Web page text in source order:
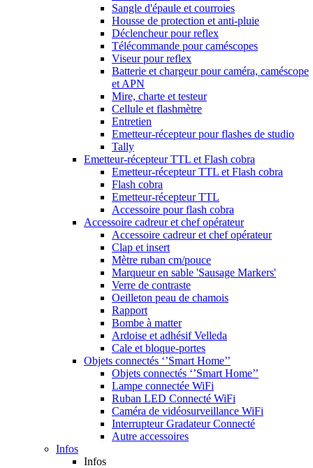
Sangle d'épaule et courroies
Housse de protection et anti-pluie
Déclencheur pour reflex
Télécommande pour caméscopes
Viseur pour reflex
Batterie et chargeur pour caméra, caméscope
et APN
Mire, charte et testeur
Cellule et flashmètre
Entretien
Emetteur-récepteur pour flashes de studio
Tally
Emetteur-récepteur TTL et Flash cobra
Emetteur-récepteur TTL et Flash cobra
Flash cobra
Emetteur-récepteur TTL
Accessoire pour flash cobra
Accessoire cadreur et chef opérateur
Accessoire cadreur et chef opérateur
Clap et insert
Mètre ruban cm/pouce
Marqueur en sable 'Sausage Markers'
Verre de contraste
Oeilleton peau de chamois
Rapport
Bombe à matter
Ardoise et adhésif Velleda
Cale et bloque-portes
Objets connectés ‘’Smart Home’’
Objets connectés ‘’Smart Home’’
Lampe connectée WiFi
Ruban LED Connecté WiFi
Caméra de vidéosurveillance WiFi
Interrupteur Gradateur Connecté
Autre accessoires
Infos
Infos